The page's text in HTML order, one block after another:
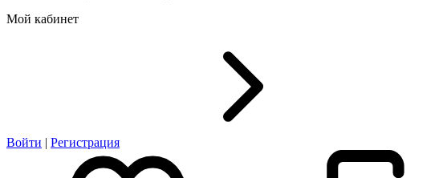
Мой кабинет
Войти | Регистрация